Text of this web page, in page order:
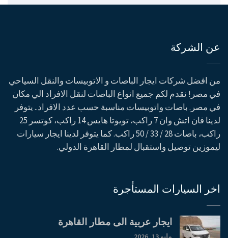
عن الشركة
من افضل شركات ايجار الباصات و الاتوبيسات والنقل السياحي
في مصر! نقدم لكم جميع انواع الباصات لنقل الافراد الي مكان
في مصر. باصات واتوبيسات مناسبة حسب عدد الافراد.. يتوفر
لدينا فان اتش وان 7 راكب، تويوتا هايس 14 راكب، كوتسر 25
راكب، باصات 28 / 33 / 50 راكب. كما يتوفر لدينا ايجار سيارات
ليموزين توصيل واستقبال لمطار القاهرة الدولي.
اخر السيارات المستأجرة
ايجار عربية الى مطار القاهرة